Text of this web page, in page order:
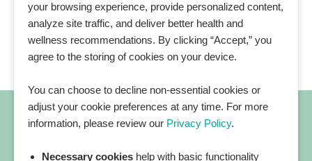
your browsing experience, provide personalized content,
analyze site traffic, and deliver better health and
wellness recommendations. By clicking “Accept,” you
agree to the storing of cookies on your device.
You can choose to decline non-essential cookies or
adjust your cookie preferences at any time. For more
information, please review our Privacy Policy.
Necessary cookies help with basic functionality